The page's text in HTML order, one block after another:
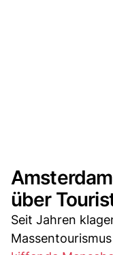
über
Seit Jahren